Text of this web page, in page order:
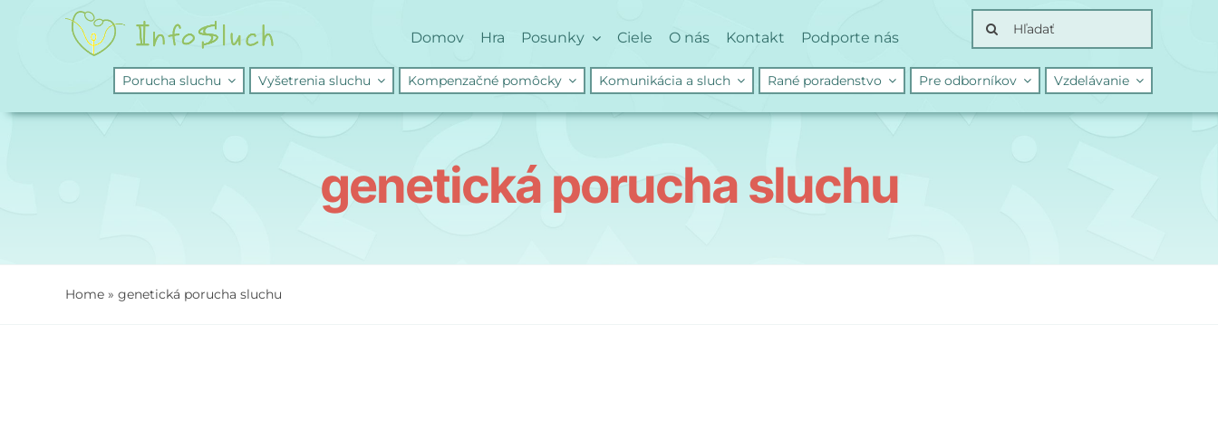
Domov Hra Posunky Ciele O nás Kontakt Podporte nás
Search
for:
Porucha sluchu Vyšetrenia sluchu Kompenzačné pomôcky Komunikácia a sluch Rané poradenstvo Pre odborníkov Vzdelávanie
genetická porucha sluchu
Home » genetická porucha sluchu